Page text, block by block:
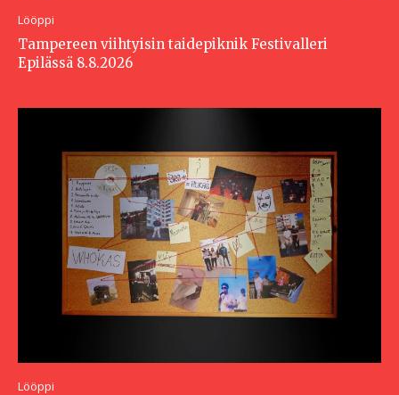
Lööppi
Tampereen viihtyisin taidepiknik Festivalleri
Epilässä 8.8.2026
Lööppi